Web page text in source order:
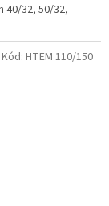
40/32, 50/32,
Kód: HTEM 110/150